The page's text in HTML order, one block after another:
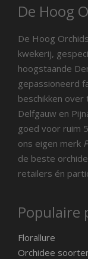
De Hoog
De Hoog
kwekerij,
hoogstaande
gepassioneerd
beschikken
Delfgauw en
goed voor ruim
ons eigen merk
de beste
retailers én
Populaire
Florallure
Orchidee